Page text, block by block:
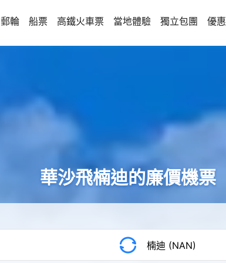
郵輪 船票 高鐵火車票 當地體驗 獨立包團 優惠
華沙飛楠迪的廉價機票